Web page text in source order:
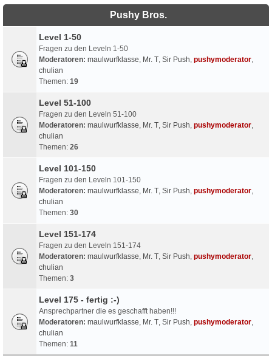
Pushy Bros.
Level 1-50
Fragen zu den Leveln 1-50
Moderatoren: maulwurfklasse, Mr. T, Sir Push, pushymoderator,
chulian
Themen: 19
Level 51-100
Fragen zu den Leveln 51-100
Moderatoren: maulwurfklasse, Mr. T, Sir Push, pushymoderator,
chulian
Themen: 26
Level 101-150
Fragen zu den Leveln 101-150
Moderatoren: maulwurfklasse, Mr. T, Sir Push, pushymoderator,
chulian
Themen: 30
Level 151-174
Fragen zu den Leveln 151-174
Moderatoren: maulwurfklasse, Mr. T, Sir Push, pushymoderator,
chulian
Themen: 3
Level 175 - fertig :-)
Ansprechpartner die es geschafft haben!!!
Moderatoren: maulwurfklasse, Mr. T, Sir Push, pushymoderator,
chulian
Themen: 11